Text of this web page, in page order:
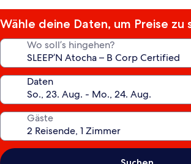
Wähle deine Daten, um Preise zu
Wo soll’s hingehen?
Daten
Gäste